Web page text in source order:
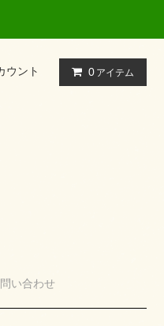
ウント 0 アイテム
い合わせ